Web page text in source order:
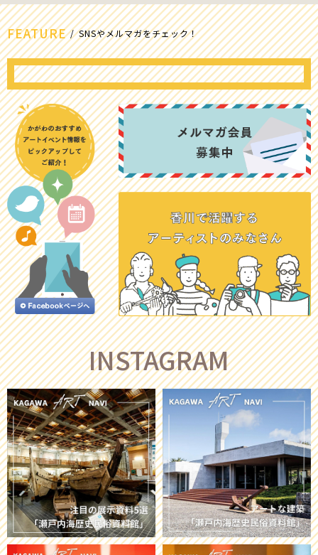
FEATURE SNSやメルマガをチェック！
INSTAGRAM